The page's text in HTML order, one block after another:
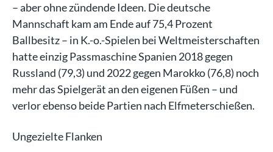
– aber ohne zündende Ideen. Die deutsche
Mannschaft kam am Ende auf 75,4 Prozent
Ballbesitz – in K.-o.-Spielen bei Weltmeisterschaften
hatte einzig Passmaschine Spanien 2018 gegen
Russland (79,3) und 2022 gegen Marokko (76,8) noch
mehr das Spielgerät an den eigenen Füßen – und
verlor ebenso beide Partien nach Elfmeterschießen.
Ungezielte Flanken